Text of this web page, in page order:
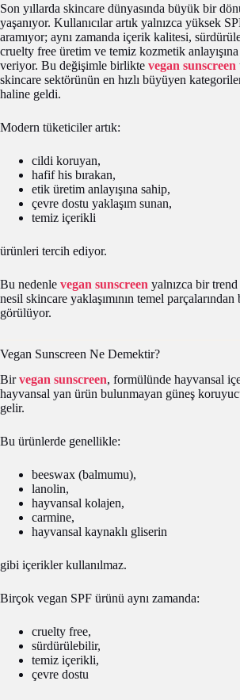
Son yıllarda skincare dünyasında büyük bir
yaşanıyor. Kullanıcılar artık yalnızca yüksek
aramıyor; aynı zamanda içerik kalitesi,
cruelty free üretim ve temiz kozmetik
veriyor. Bu değişimle birlikte vegan sunscreen
skincare sektörünün en hızlı büyüyen
haline geldi.
Modern tüketiciler artık:
cildi koruyan,
hafif his bırakan,
etik üretim anlayışına sahip,
çevre dostu yaklaşım sunan,
temiz içerikli
ürünleri tercih ediyor.
Bu nedenle vegan sunscreen yalnızca bir
nesil skincare yaklaşımının temel
görülüyor.
Vegan Sunscreen Ne Demektir?
Birvegan sunscreen, formülünde hayvansal
hayvansal yan ürün bulunmayan güneş
gelir.
Bu ürünlerde genellikle:
beeswax (balmumu),
lanolin,
hayvansal kolajen,
carmine,
hayvansal kaynaklı gliserin
gibi içerikler kullanılmaz.
Birçok vegan SPF ürünü aynı zamanda:
cruelty free,
sürdürülebilir,
temiz içerikli,
çevre dostu